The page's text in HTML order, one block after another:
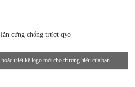
thiết kế logo mới cho thương hiệu của bạn.